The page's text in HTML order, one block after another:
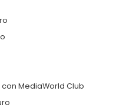
con MediaWorld Club